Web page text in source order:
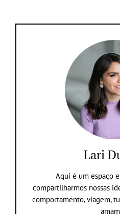
Lari
Aqui é um espaço
compartilharmos nossas
comportamento, viagem,